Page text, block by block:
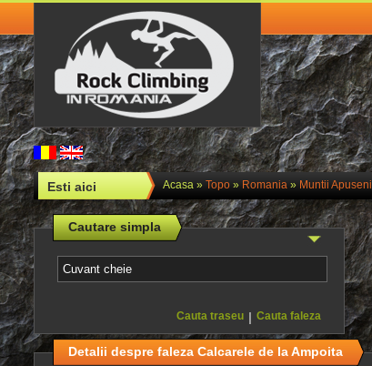
Esti aici Acasa» Topo» Romania» Muntii Apuseni
Cautare simpla
Cauta faleza
|
Cauta traseu
Detalii despre faleza Calcarele de la Ampoita